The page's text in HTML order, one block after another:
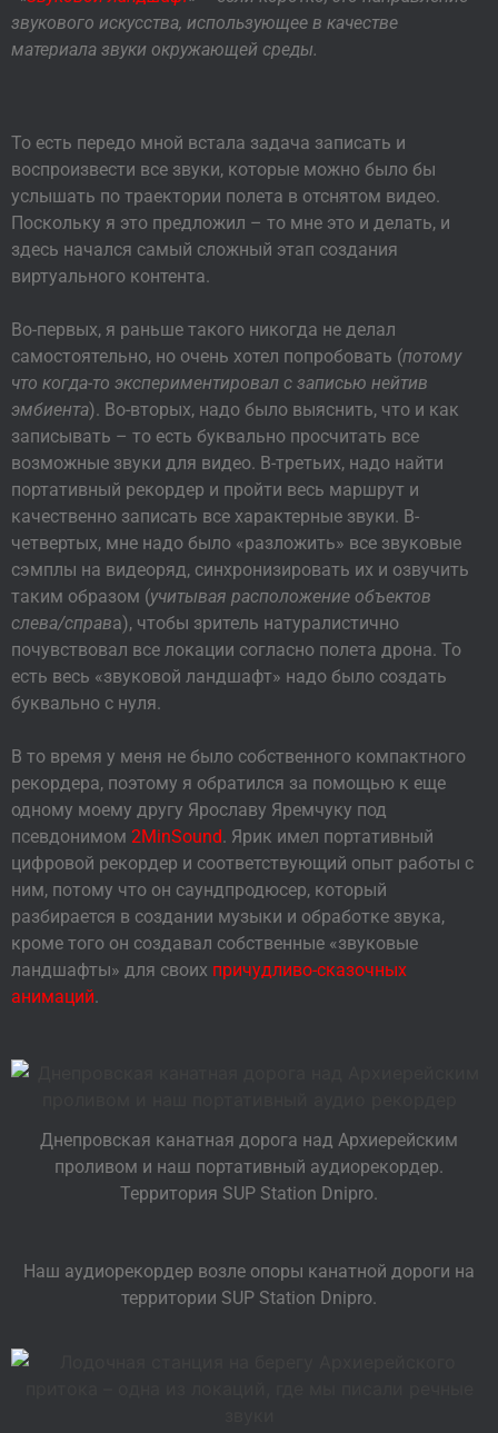
звукового искусства, использующее в качестве
материала звуки окружающей среды.
То есть передо мной встала задача записать и
воспроизвести все звуки, которые можно было бы
услышать по траектории полета в отснятом видео.
Поскольку я это предложил – то мне это и делать, и
здесь начался самый сложный этап создания
виртуального контента.
Во-первых, я раньше такого никогда не делал
самостоятельно, но очень хотел попробовать (потому
что когда-то экспериментировал с записью нейтив
эмбиента). Во-вторых, надо было выяснить, что и как
записывать – то есть буквально просчитать все
возможные звуки для видео. В-третьих, надо найти
портативный рекордер и пройти весь маршрут и
качественно записать все характерные звуки. В-
четвертых, мне надо было «разложить» все звуковые
сэмплы на видеоряд, синхронизировать их и озвучить
таким образом (учитывая расположение объектов
слева/справа), чтобы зритель натуралистично
почувствовал все локации согласно полета дрона. То
есть весь «звуковой ландшафт» надо было создать
буквально с нуля.
В то время у меня не было собственного компактного
рекордера, поэтому я обратился за помощью к еще
одному моему другу Ярославу Яремчуку под
псевдонимом 2MinSound. Ярик имел портативный
цифровой рекордер и соответствующий опыт работы с
ним, потому что он саундпродюсер, который
разбирается в создании музыки и обработке звука,
кроме того он создавал собственные «звуковые
ландшафты» для своих причудливо-сказочных
анимаций.
Днепровская канатная дорога над Архиерейским
проливом и наш портативный аудиорекордер.
Территория SUP Station Dnipro.
Наш аудиорекордер возле опоры канатной дороги на
территории SUP Station Dnipro.